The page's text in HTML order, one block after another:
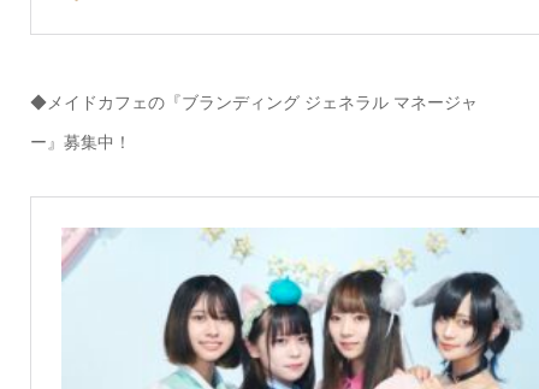
◆メイドカフェの『ブランディング ジェネラル マネージャ
ー』募集中！